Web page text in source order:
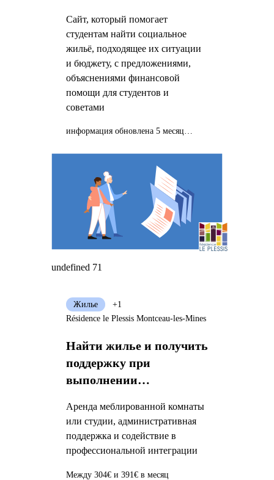
Сайт, который помогает
студентам найти социальное
жильё, подходящее их ситуации
и бюджету, с предложениями,
объяснениями финансовой
помощи для студентов и
советами
информация обновлена 5 месяцев назад
undefined 71
Найти жилье и получить
поддержку при
выполнении
процедур
Аренда меблированной комнаты
или студии, административная
поддержка и содействие в
профессиональной интеграции
Жилье
+1
Résidence le Plessis Montceau-les-Mines
Между 304€ и 391€ в месяц